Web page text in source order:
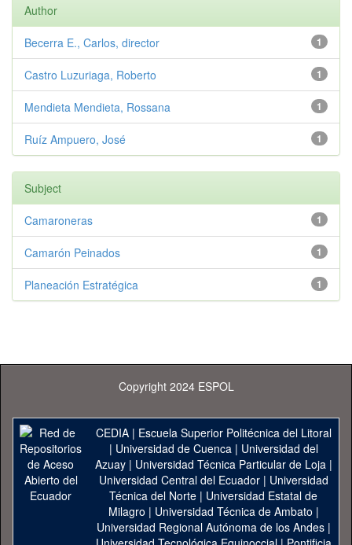
Author
1
Becerra E., Carlos, director
1
Castro Luzuriaga, Roberto
1
Mendieta Mendieta, Rossana
1
Ruíz Ampuero, José
Subject
1
Camaroneras
1
Camarón Peinados
1
Planeación Estratégica
Copyright 2024 ESPOL
CEDIA| Escuela Superior Politécnica del Litoral
| Universidad de Cuenca| Universidad del
Azuay| Universidad Técnica Particular de Loja|
Universidad Central del Ecuador| Universidad
Técnica del Norte | Universidad Estatal de
Milagro | Universidad Técnica de Ambato |
Universidad Regional Autónoma de los Andes|